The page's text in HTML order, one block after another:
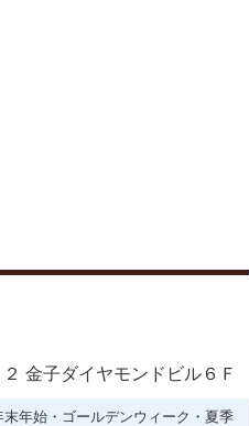
金子ダイヤモンドビル６Ｆ
始・ゴールデンウィーク・夏季